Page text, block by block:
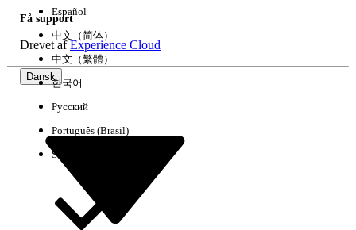
Få support
Drevet afExperience Cloud
Dansk
Español
中文（简体）
中文（繁體）
한국어
Русский
Português (Brasil)
Suomi